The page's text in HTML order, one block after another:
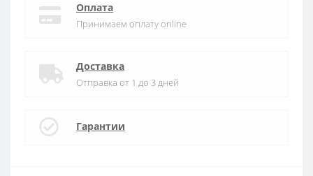
Оплата
Принимаем оплату online
Доставка
Отправка от 1 до 3 дней
Гарантии